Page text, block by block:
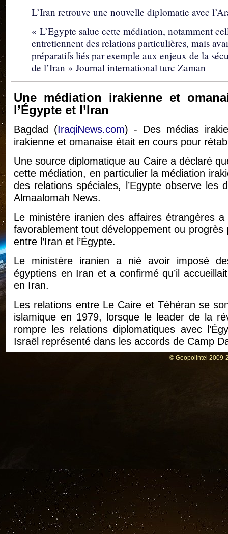
L’Iran retrouve une nouvelle diplomatie avec
« L’Egypte salue cette médiation, notamment
entretiennent des relations particulières, mais
préparatifs liés par exemple aux enjeux de la
de l’Iran » Journal international turc Zaman
Une médiation irakienne et
l’Égypte et l’Iran
Bagdad (IraqiNews.com) - Des médias
irakienne et omanaise était en cours pour
Une source diplomatique au Caire a déclaré
cette médiation, en particulier la médiation
des relations spéciales, l’Egypte observe
Almaalomah News.
Le ministère iranien des affaires étrangères
favorablement tout développement ou
entre l’Iran et l’Égypte.
Le ministère iranien a nié avoir imposé
égyptiens en Iran et a confirmé qu’il
en Iran.
Les relations entre Le Caire et Téhéran se
islamique en 1979, lorsque le leader de la
rompre les relations diplomatiques avec
Israël représenté dans les accords de Camp
Les désaccords entre les deux pays se
s’est rendu au Caire en 2013 pour participer
© Geopolintel 2009-